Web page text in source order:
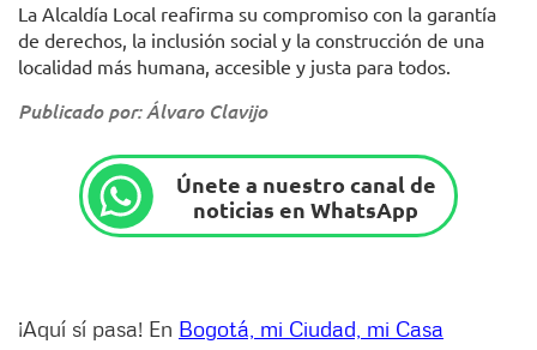
La Alcaldía Local reafirma su compromiso con la garantía
de derechos, la inclusión social y la construcción de una
localidad más humana, accesible y justa para todos.
Publicado por: Álvaro Clavijo
Únete a nuestro canal de
noticias en WhatsApp
¡Aquí sí pasa! En Bogotá, mi Ciudad, mi Casa